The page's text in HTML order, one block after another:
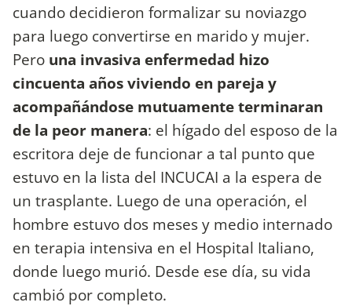
cuando decidieron formalizar su noviazgo
para luego convertirse en marido y mujer.
Pero una invasiva enfermedad hizo
cincuenta años viviendo en pareja y
acompañándose mutuamente terminaran
de la peor manera: el hígado del esposo de la
escritora deje de funcionar a tal punto que
estuvo en la lista del INCUCAI a la espera de
un trasplante. Luego de una operación, el
hombre estuvo dos meses y medio internado
en terapia intensiva en el Hospital Italiano,
donde luego murió. Desde ese día, su vida
cambió por completo.